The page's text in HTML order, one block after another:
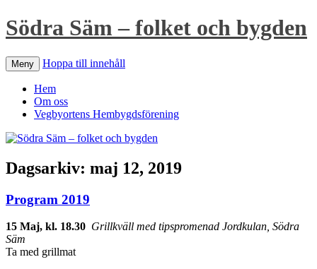
Södra Säm – folket och bygden
Meny Hoppa till innehåll
Hem
Om oss
Vegbyortens Hembygdsförening
Dagsarkiv: maj 12, 2019
Program 2019
15 Maj, kl. 18.30 Grillkväll med tipspromenad Jordkulan, Södra
Säm
Ta med grillmat